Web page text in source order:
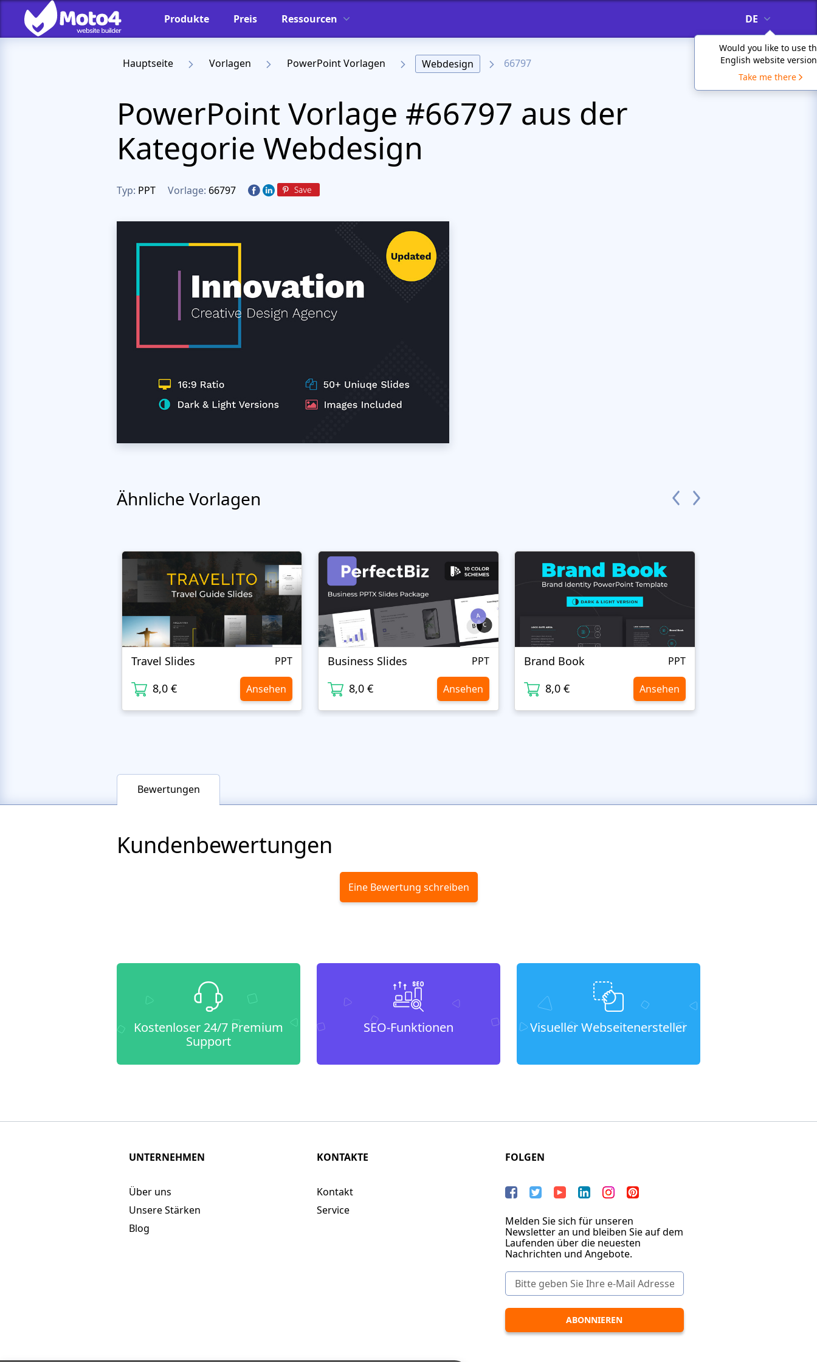
Produkte Preis Ressourcen DE
Would you like to use
English website
Take me there
Hauptseite Vorlagen PowerPoint Vorlagen Webdesign 66797
PowerPoint Vorlage #66797 aus der
Kategorie Webdesign
Typ: PPT Vorlage: 66797
Ähnliche Vorlagen
Travel Slides PPT
8,0 € Ansehen
Business Slides PPT
8,0 € Ansehen
Brand Book PPT
8,0 € Ansehen
Bewertungen
Kundenbewertungen
Eine Bewertung schreiben
Kostenloser 24/7 Premium
Support
SEO-Funktionen Visueller Webseitenersteller
UNTERNEHMEN
Über uns
Unsere Stärken
Blog
KONTAKTE
Kontakt
Service
FOLGEN
Melden Sie sich für unseren
Newsletter an und bleiben Sie auf dem
Laufenden über die neuesten
Nachrichten und Angebote.